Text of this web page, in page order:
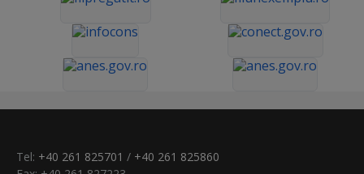
Tel: +40 261 825701 / +40 261 825860